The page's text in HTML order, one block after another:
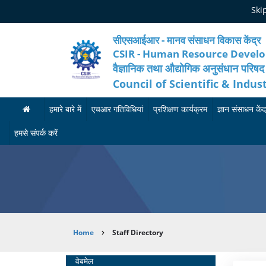
सीएसआईआर - मानव संसाधन विकास केंद्र
CSIR - Human Resource
वैज्ञानिक तथा औद्योगिक अनुसंधान परिषद
Council of Scientific &
हमारे बारे में
ह
रे
एचआर गतिविधियां
सा
न
प्रशिक्षण कार्यक्रम
र्य
क्र
म
ज्ञान संसाधन
हमसे संपर्क करें
Breadcrumb
Home Staff Directory
वेबमेल